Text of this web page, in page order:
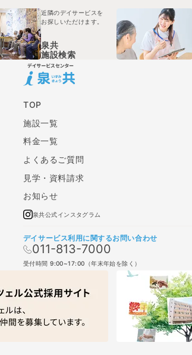
近隣のデイサービスを
お探しいただけます。
泉共
施設検索
TOP
施設一覧
料金一覧
よくあるご質問
見学・資料請求
お知らせ
泉共公式インスタグラム
デイサービス利用に関するお問い合わせ
011-813-7000
受付時間 9:00~17:00（年末年始を除く）